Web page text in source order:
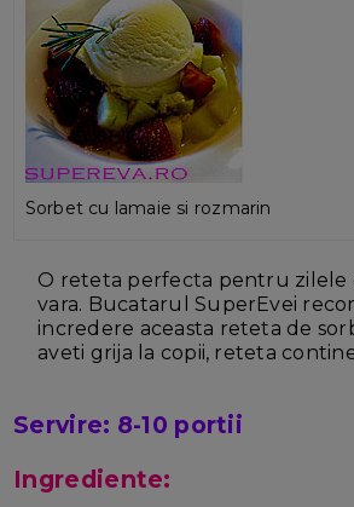
Sorbet cu lamaie si rozmarin
O reteta perfecta pentru zilele
vara. Bucatarul SuperEvei
incredere aceasta reteta de
aveti grija la copii, reteta
Servire: 8-10 portii
Ingrediente: